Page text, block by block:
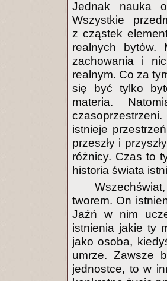
Jednak nauka
Wszystkie
z cząstek
realnych bytów.
zachowania i
realnym. Co za
się być tylko
materia.
istnieje
przeszły i
różnicy. Czas to
historia świata
tworem. On
Jaźń w nim
istnienia jakie ty
jako osoba,
umrze. Zawsze
jednostce, to w